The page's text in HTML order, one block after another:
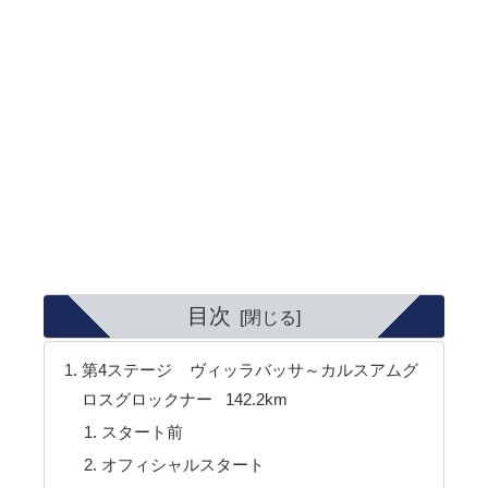
目次
第4ステージ ヴィッラバッサ～カルスアムグ
ロスグロックナー 142.2km
スタート前
オフィシャルスタート